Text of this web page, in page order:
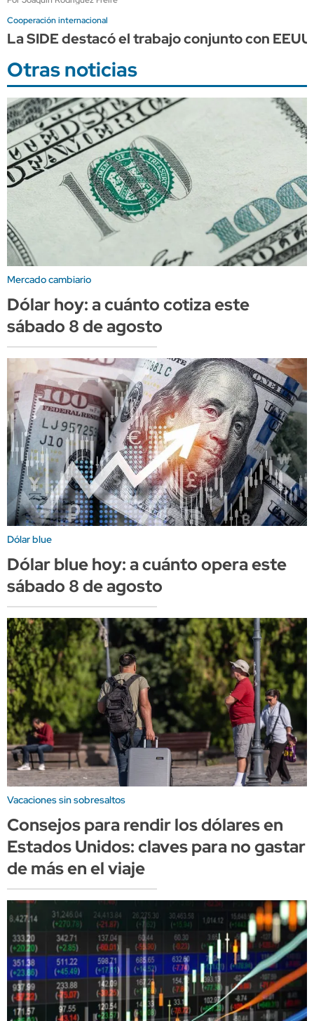
Cooperación internacional
La SIDE destacó el trabajo conjunto con
Otras noticias
Mercado cambiario
Dólar hoy: a cuánto cotiza este
sábado 8 de agosto
Dólar blue
Dólar blue hoy: a cuánto opera este
sábado 8 de agosto
Vacaciones sin sobresaltos
Consejos para rendir los dólares en
Estados Unidos: claves para no gastar
de más en el viaje